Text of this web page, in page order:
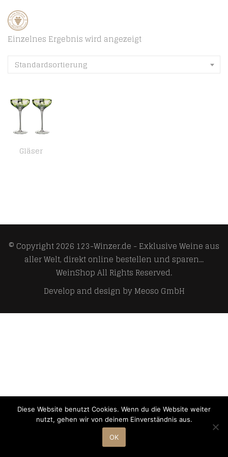
Einzelnes Ergebnis wird angezeigt
Standardsortierung
Gläser
© Copyright 2026 123-Winzer.de - Exklusive Weine aus
aller Welt, direkt online bestellen und sparen...
WeinShopAll Rights Reserved.
Develop and design byMeoso GmbH
Diese Website benutzt Cookies. Wenn du die Website weiter
nutzt, gehen wir von deinem Einverständnis aus.
OK